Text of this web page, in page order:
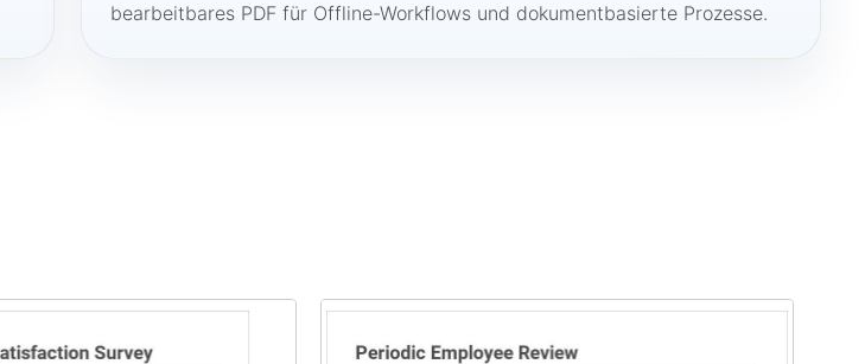
bearbeitbares PDF für Offline-Workflows und dokumentbasierte Prozesse.